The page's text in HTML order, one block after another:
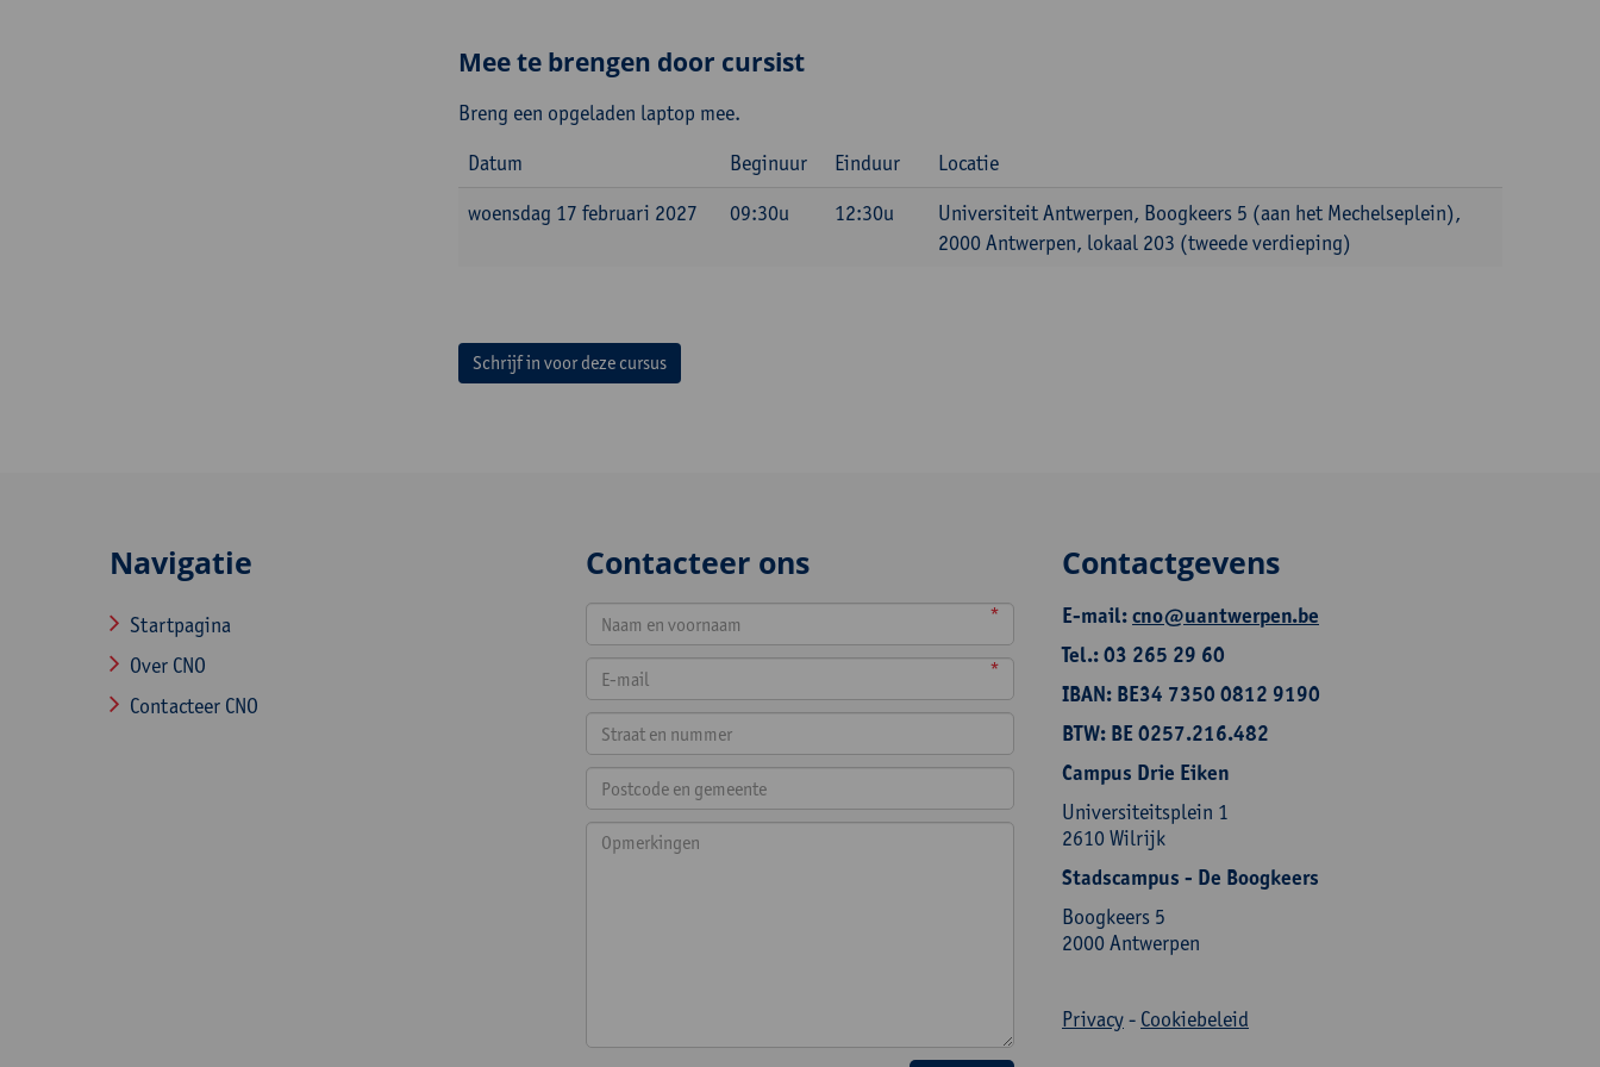
Mee te brengen door cursist
Breng een opgeladen laptop mee.
Datum
Beginuur Einduur
Locatie
woensdag 17 februari 2027
09:30u 12:30u
Universiteit Antwerpen, Boogkeers 5 (aan het Mechelseplein),
2000 Antwerpen, lokaal 203 (tweede verdieping)
Schrijf in voor deze cursus
Navigatie
Startpagina
Over CNO
Contacteer CNO
Contacteer ons
*
*
Contactgevens
E-mail:cno@uantwerpen.be
Tel.: 03 265 29 60
IBAN: BE34 7350 0812 9190
BTW: BE 0257.216.482
Campus Drie Eiken
Universiteitsplein 1
2610 Wilrijk
Stadscampus - De Boogkeers
Boogkeers 5
2000 Antwerpen
Privacy- Cookiebeleid